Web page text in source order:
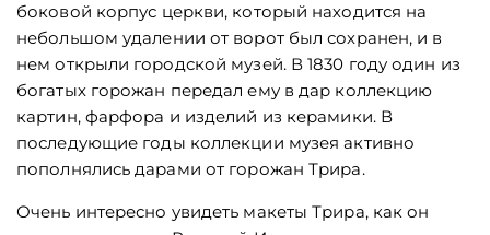
боковой корпус церкви, который находится на
небольшом удалении от ворот был сохранен, и в
нем открыли городской музей. В 1830 году один из
богатых горожан передал ему в дар коллекцию
картин, фарфора и изделий из керамики. В
последующие годы коллекции музея активно
пополнялись дарами от горожан Трира.
Очень интересно увидеть макеты Трира, как он